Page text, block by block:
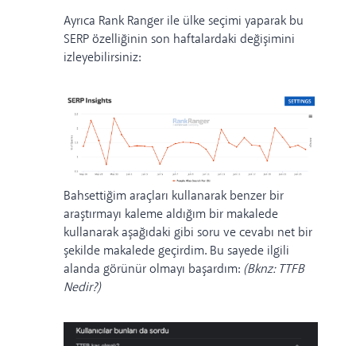
Ayrıca Rank Ranger ile ülke seçimi yaparak bu
SERP özelliğinin son haftalardaki değişimini
izleyebilirsiniz:
Bahsettiğim araçları kullanarak benzer bir
araştırmayı kaleme aldığım bir makalede
kullanarak aşağıdaki gibi soru ve cevabı net bir
şekilde makalede geçirdim. Bu sayede ilgili
alanda görünür olmayı başardım: (Bknz:TTFB
Nedir?)